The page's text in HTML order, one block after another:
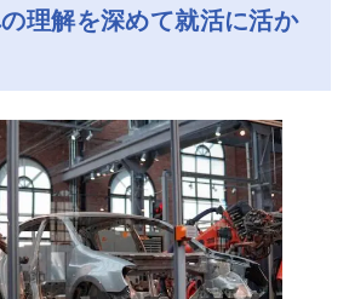
理解を深めて就活に活か